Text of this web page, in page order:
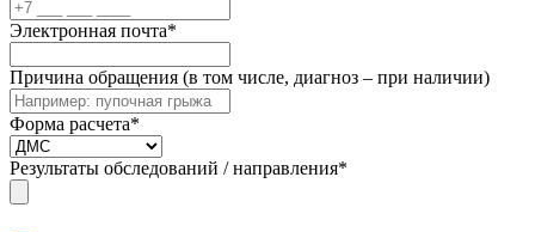
Электронная почта*
Причина обращения (в том числе, диагноз – при наличии)
Форма расчета*
Результаты обследований / направления*